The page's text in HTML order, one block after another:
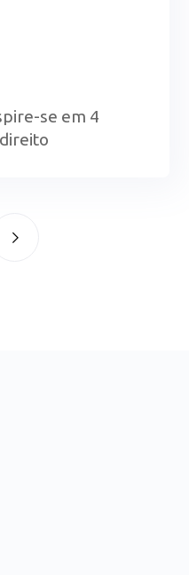
se em 4